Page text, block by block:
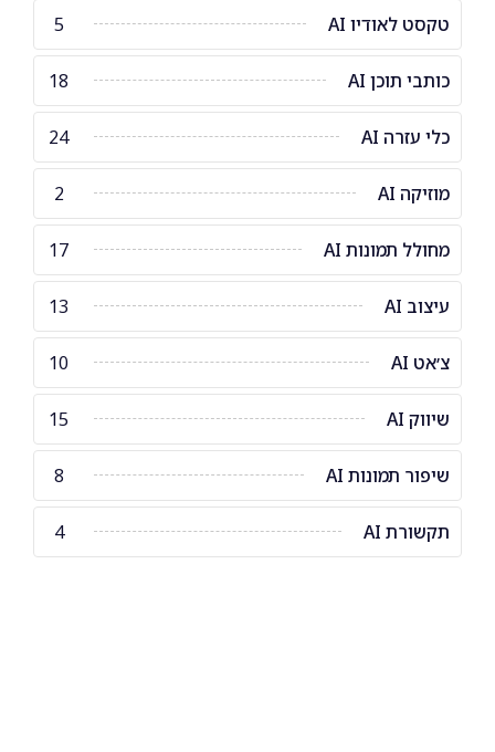
טקסט לאודיו AI 5
כותבי תוכן AI 18
כלי עזרה AI 24
מוזיקה AI 2
מחולל תמונות AI 17
עיצוב AI 13
צ׳אט AI 10
שיווק AI 15
שיפור תמונות AI 8
תקשורת AI 4